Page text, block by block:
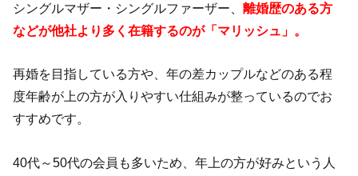
シングルマザー・シングルファーザー、離婚歴のある方
などが他社より多く在籍するのが「マリッシュ」。
再婚を目指している方や、年の差カップルなどのある程
度年齢が上の方が入りやすい仕組みが整っているのでお
すすめです。
40代～50代の会員も多いため、年上の方が好みという人